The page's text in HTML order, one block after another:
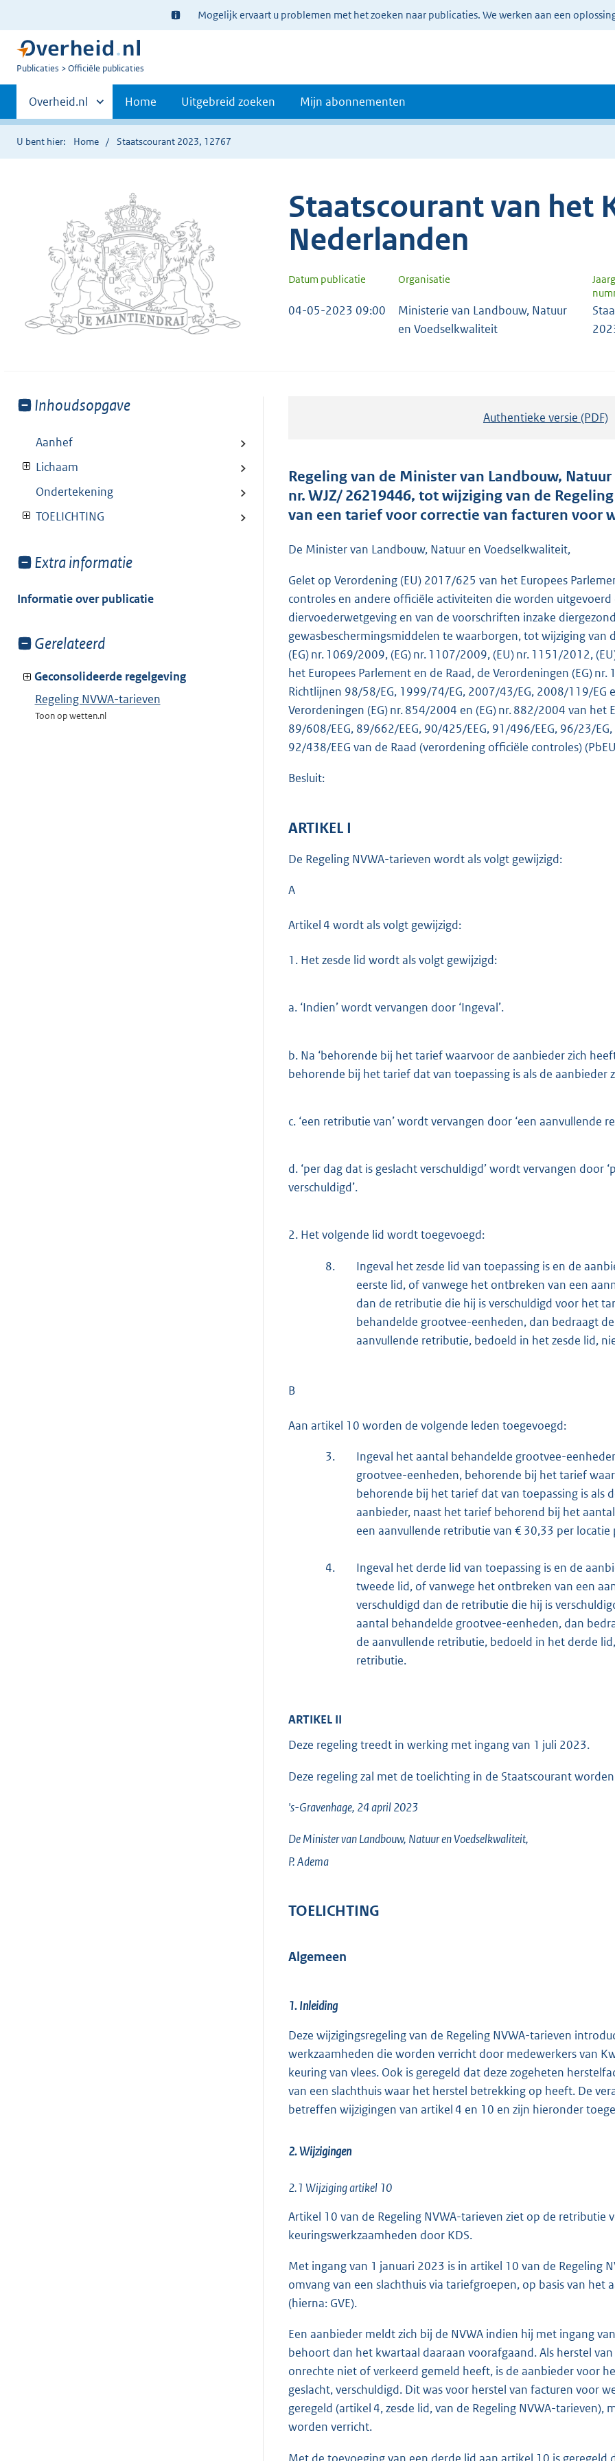
Ter
informatie:
Mogelijk ervaart u problemen met het zoeken naar publicaties. We werken aan een
U
Publicaties Officiële publicaties
Primaire
navigatie
Andere
sites
binnen
Overheid.nl Home Uitgebreid zoeken Mijn abonnementen
U bent hier: Home Staatscourant 2023, 12767
Staatscourant van het
Nederlanden
Datum publicatie Organisatie
04-05-2023 09:00
Ministerie van Landbouw, Natuur
en Voedselkwaliteit
Toon
van:
Inhoudsopgave
Aanhef
Lichaam
Ondertekening
TOELICHTING
Toon
van:
Extra informatie
Informatie over publicatie
Toon
van:
Gerelateerd
Geconsolideerde regelgeving
Regeling NVWA-tarieven
Toon op wetten.nl
Authentieke versie (PDF)
t
a
n
r
o
o
t
t
e
:
3
2
4
Regeling van de Minister van Landbouw,
nr. WJZ/ 26219446, tot wijziging van de
van een tarief voor correctie van facturen voor
De Minister van Landbouw, Natuur en Voedselkwaliteit,
Gelet op Verordening (EU) 2017/625 van het Europees
controles en andere officiële activiteiten die worden
diervoederwetgeving en van de voorschriften inzake
gewasbeschermingsmiddelen te waarborgen, tot wijziging van
(EG) nr. 1069/2009, (EG) nr. 1107/2009, (EU) nr. 1151/2012,
het Europees Parlement en de Raad, de Verordeningen (EG)
Richtlijnen 98/58/EG, 1999/74/EG, 2007/43/EG, 2008/119/
Verordeningen (EG) nr. 854/2004 en (EG) nr. 882/2004 van het
89/608/EEG, 89/662/EEG, 90/425/EEG, 91/496/EEG, 96/23/
92/438/EEG van de Raad (verordening officiële controles)
Besluit:
ARTIKEL I
De Regeling NVWA-tarieven wordt als volgt gewijzigd:
A
Artikel 4 wordt als volgt gewijzigd:
1. Het zesde lid wordt als volgt gewijzigd:
a. ‘Indien’ wordt vervangen door ‘Ingeval’.
b. Na ‘behorende bij het tarief waarvoor de aanbieder zich
behorende bij het tarief dat van toepassing is als de aanbieder
c. ‘een retributie van’ wordt vervangen door ‘een aanvullende
d. ‘per dag dat is geslacht verschuldigd’ wordt vervangen door
verschuldigd’.
2. Het volgende lid wordt toegevoegd:
8.
Ingeval het zesde lid van toepassing is en de
eerste lid, of vanwege het ontbreken van een
dan de retributie die hij is verschuldigd voor het
behandelde grootvee-eenheden, dan bedraagt
aanvullende retributie, bedoeld in het zesde lid,
B
Aan artikel 10 worden de volgende leden toegevoegd:
3.
Ingeval het aantal behandelde grootvee-
grootvee-eenheden, behorende bij het tarief
behorende bij het tarief dat van toepassing is als
aanbieder, naast het tarief behorend bij het
een aanvullende retributie van € 30,33 per locatie
4.
Ingeval het derde lid van toepassing is en de
tweede lid, of vanwege het ontbreken van een
verschuldigd dan de retributie die hij is
aantal behandelde grootvee-eenheden, dan
de aanvullende retributie, bedoeld in het derde
retributie.
ARTIKEL II
Deze regeling treedt in werking met ingang van 1 juli 2023.
Deze regeling zal met de toelichting in de Staatscourant
's-Gravenhage, 24 april 2023
De Minister van Landbouw, Natuur en Voedselkwaliteit,
P.Adema
TOELICHTING
Algemeen
1. Inleiding
Deze wijzigingsregeling van de Regeling NVWA-tarieven
werkzaamheden die worden verricht door medewerkers van
keuring van vlees. Ook is geregeld dat deze zogeheten
van een slachthuis waar het herstel betrekking op heeft. De
betreffen wijzigingen van artikel 4 en 10 en zijn hieronder
2. Wijzigingen
2.1 Wijziging artikel 10
Artikel 10 van de Regeling NVWA-tarieven ziet op de
keuringswerkzaamheden door KDS.
Met ingang van 1 januari 2023 is in artikel 10 van de Regeling
omvang van een slachthuis via tariefgroepen, op basis van
(hierna: GVE).
Een aanbieder meldt zich bij de NVWA indien hij met ingang
behoort dan het kwartaal daaraan voorafgaand. Als herstel
onrechte niet of verkeerd gemeld heeft, is de aanbieder voor
geslacht, verschuldigd. Dit was voor herstel van facturen voor
geregeld (artikel 4, zesde lid, van de Regeling NVWA-
worden verricht.